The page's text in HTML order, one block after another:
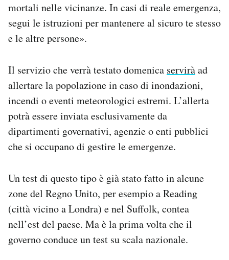
mortali nelle vicinanze. In casi di reale emergenza,
segui le istruzioni per mantenere al sicuro te stesso
e le altre persone».
Il servizio che verrà testato domenica serviràad
allertare la popolazione in caso di inondazioni,
incendi o eventi meteorologici estremi. L’allerta
potrà essere inviata esclusivamente da
dipartimenti governativi, agenzie o enti pubblici
che si occupano di gestire le emergenze.
Un test di questo tipo è già stato fatto in alcune
zone del Regno Unito, per esempio a Reading
(città vicino a Londra) e nel Suffolk, contea
nell’est del paese. Ma è la prima volta che il
governo conduce un test su scala nazionale.